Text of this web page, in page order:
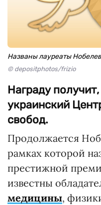
Названы лауреаты
© depositphotos/frizio
Награду
украинский
свобод.
Продолжается
рамках которой
престижной
известны
медицины,